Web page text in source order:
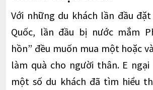
Với những du khách lần đầu
Quốc, lần đầu bị nước mắm
hồn” đều muốn mua một hoặc
làm quà cho người thân. E ngại
một số du khách đã tìm hiểu